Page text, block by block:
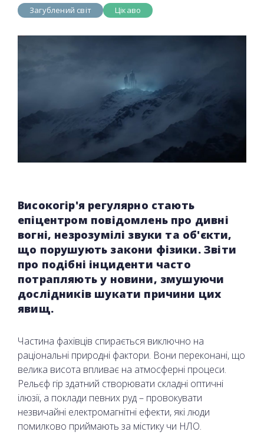
Загублений світ Цікаво
Високогір'я регулярно стають
епіцентром повідомлень про дивні
вогні, незрозумілі звуки та об'єкти,
що порушують закони фізики. Звіти
про подібні інциденти часто
потрапляють у новини, змушуючи
дослідників шукати причини цих
явищ.
Частина фахівців спирається виключно на
раціональні природні фактори. Вони переконані, що
велика висота впливає на атмосферні процеси.
Рельєф гір здатний створювати складні оптичні
ілюзії, а поклади певних руд – провокувати
незвичайні електромагнітні ефекти, які люди
помилково приймають за містику чи НЛО.